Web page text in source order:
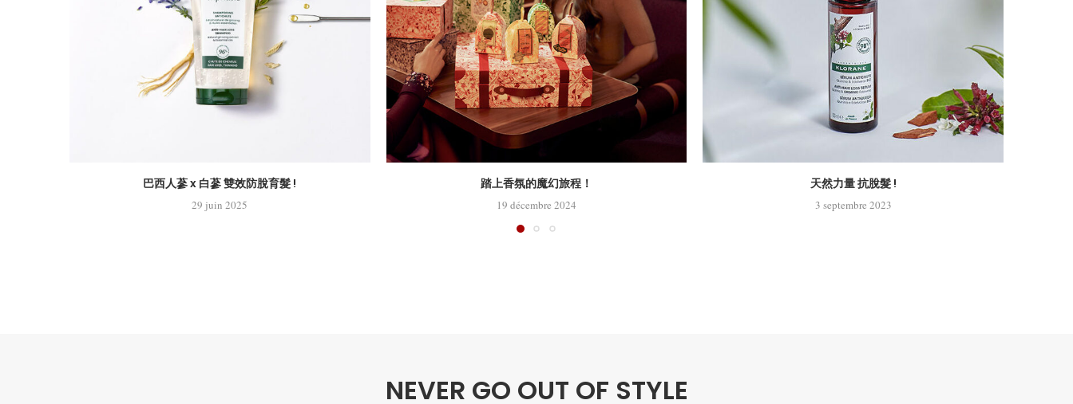
巴西人蔘 x 白蔘 雙效防脫育髮 !
29 juin 2025
踏上香氛的魔幻旅程！
19 décembre 2024
天然力量 抗脫髮 !
3 septembre 2023
NEVER GO OUT OF STYLE